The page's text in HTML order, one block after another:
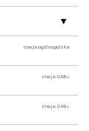
stacja ogólnopolska
stacja DAB+
stacja DAB+